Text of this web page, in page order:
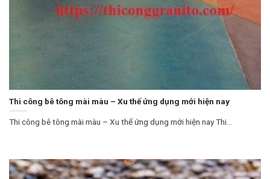
Thi công bê tông mài màu – Xu thế ứng dụng mới hiện nay
Thi công bê tông mài màu – Xu thế ứng dụng mới hiện nay Thi...